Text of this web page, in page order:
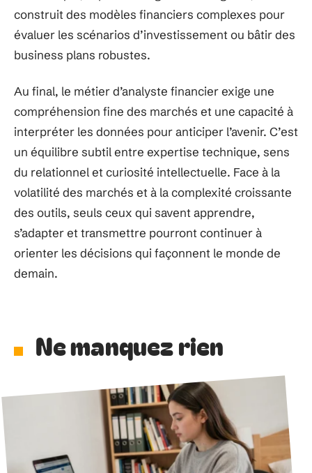
construit des modèles financiers complexes pour
évaluer les scénarios d’investissement ou bâtir des
business plans robustes.
Au final, le métier d’analyste financier exige une
compréhension fine des marchés et une capacité à
interpréter les données pour anticiper l’avenir. C’est
un équilibre subtil entre expertise technique, sens
du relationnel et curiosité intellectuelle. Face à la
volatilité des marchés et à la complexité croissante
des outils, seuls ceux qui savent apprendre,
s’adapter et transmettre pourront continuer à
orienter les décisions qui façonnent le monde de
demain.
Ne manquez rien